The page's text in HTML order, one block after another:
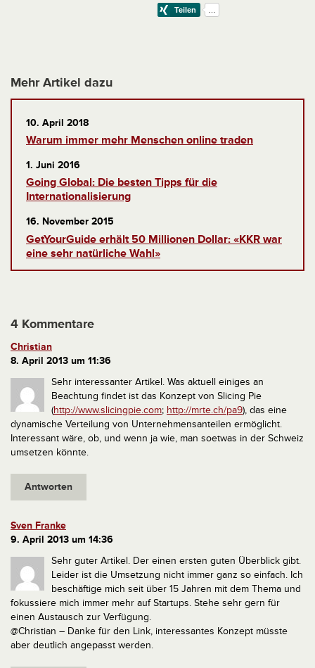
Mehr Artikel dazu
10. April 2018
Warum immer mehr Menschen online traden
1. Juni 2016
Going Global: Die besten Tipps für die
Internationalisierung
16. November 2015
GetYourGuide erhält 50 Millionen Dollar: «KKR war
eine sehr natürliche Wahl»
4 Kommentare
Christian
8. April 2013 um 11:36
Sehr interessanter Artikel. Was aktuell einiges an
Beachtung findet ist das Konzept von Slicing Pie
(http://www.slicingpie.com; http://mrte.ch/pa9), das eine
dynamische Verteilung von Unternehmensanteilen ermöglicht.
Interessant wäre, ob, und wenn ja wie, man soetwas in der Schweiz
umsetzen könnte.
Antworten
Sven Franke
9. April 2013 um 14:36
Sehr guter Artikel. Der einen ersten guten Überblick gibt.
Leider ist die Umsetzung nicht immer ganz so einfach. Ich
beschäftige mich seit über 15 Jahren mit dem Thema und
fokussiere mich immer mehr auf Startups. Stehe sehr gern für
einen Austausch zur Verfügung.
@Christian – Danke für den Link, interessantes Konzept müsste
aber deutlich angepasst werden.